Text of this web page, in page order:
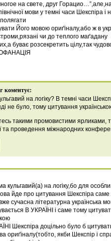
на свете, друг
мови у темні часи Шекспіра
Його мовою ориґіналу,або ж в
чи до теплого маґадану
буває розсекретить цілу,так
коментує:
на логіку? В темні часи
не було, тому цитування
такими промовистими ярликами,
та проведення міжнародних
кульгавий(а) на логіку,бо для
йде про цитування Шекспіра
сучасна літературна українська
В УКРАЇНІ і саме тому
Шекспіра доцільно було б
ориґіналу(тобто, якби Шекспір і